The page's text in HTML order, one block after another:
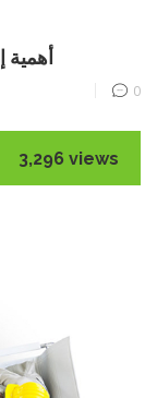
أهمية
0
3,296 views